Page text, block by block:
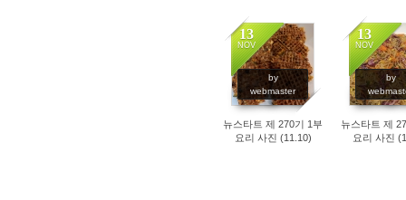
13
NOV
by
webmaster
1425
뉴스타트 제 270기 1부
요리 사진 (11.10)
13
NOV
by
1192
뉴스타트 제
요리 사진